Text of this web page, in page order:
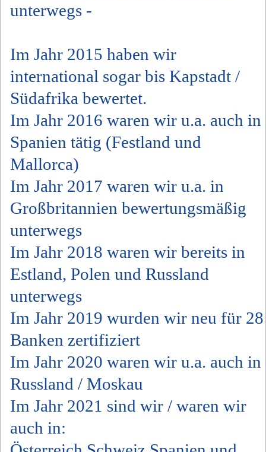
unterwegs -
Im Jahr 2015 haben wir
international sogar bis Kapstadt /
Südafrika bewertet.
Im Jahr 2016 waren wir u.a. auch in
Spanien tätig (Festland und
Mallorca)
Im Jahr 2017 waren wir u.a. in
Großbritannien bewertungsmäßig
unterwegs
Im Jahr 2018 waren wir bereits in
Estland, Polen und Russland
unterwegs
Im Jahr 2019 wurden wir neu für 28
Banken zertifiziert
Im Jahr 2020 waren wir u.a. auch in
Russland / Moskau
Im Jahr 2021 sind wir / waren wir
auch in: